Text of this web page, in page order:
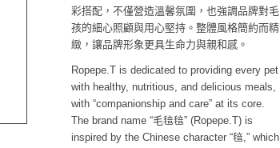
彩搭配，不僅營造溫馨氛圍，也強調品牌對毛
孩的細心照顧與用心堅持。整體風格簡約而精
緻，讓品牌形象更具生命力與親和感。
Ropepe.T is dedicated to providing every pet
with healthy, nutritious, and delicious meals,
with “companionship and care” at its core.
The brand name “毛毰毰” (Ropepe.T) is
inspired by the Chinese character “毰,” which